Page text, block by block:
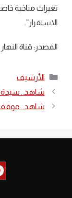
تغيرات مناخية
الاستقرار”.
المصدر: قناة النهار
التصنيفات
الأرشيف
شاهد.. سيدة
شاهد.. موقف